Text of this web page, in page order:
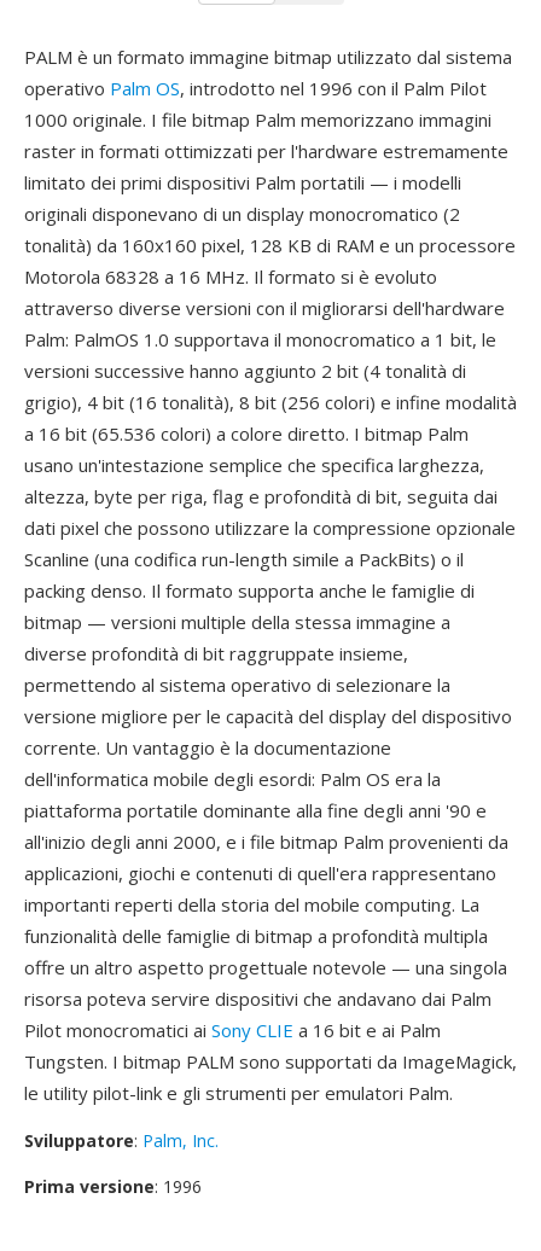
PALM è un formato immagine bitmap utilizzato dal sistema
operativo Palm OS, introdotto nel 1996 con il Palm Pilot
1000 originale. I file bitmap Palm memorizzano immagini
raster in formati ottimizzati per l'hardware estremamente
limitato dei primi dispositivi Palm portatili — i modelli
originali disponevano di un display monocromatico (2
tonalità) da 160x160 pixel, 128 KB di RAM e un processore
Motorola 68328 a 16 MHz. Il formato si è evoluto
attraverso diverse versioni con il migliorarsi dell'hardware
Palm: PalmOS 1.0 supportava il monocromatico a 1 bit, le
versioni successive hanno aggiunto 2 bit (4 tonalità di
grigio), 4 bit (16 tonalità), 8 bit (256 colori) e infine modalità
a 16 bit (65.536 colori) a colore diretto. I bitmap Palm
usano un'intestazione semplice che specifica larghezza,
altezza, byte per riga, flag e profondità di bit, seguita dai
dati pixel che possono utilizzare la compressione opzionale
Scanline (una codifica run-length simile a PackBits) o il
packing denso. Il formato supporta anche le famiglie di
bitmap — versioni multiple della stessa immagine a
diverse profondità di bit raggruppate insieme,
permettendo al sistema operativo di selezionare la
versione migliore per le capacità del display del dispositivo
corrente. Un vantaggio è la documentazione
dell'informatica mobile degli esordi: Palm OS era la
piattaforma portatile dominante alla fine degli anni '90 e
all'inizio degli anni 2000, e i file bitmap Palm provenienti da
applicazioni, giochi e contenuti di quell'era rappresentano
importanti reperti della storia del mobile computing. La
funzionalità delle famiglie di bitmap a profondità multipla
offre un altro aspetto progettuale notevole — una singola
risorsa poteva servire dispositivi che andavano dai Palm
Pilot monocromatici ai Sony CLIE a 16 bit e ai Palm
Tungsten. I bitmap PALM sono supportati da ImageMagick,
le utility pilot-link e gli strumenti per emulatori Palm.
Sviluppatore: Palm, Inc.
Prima versione: 1996